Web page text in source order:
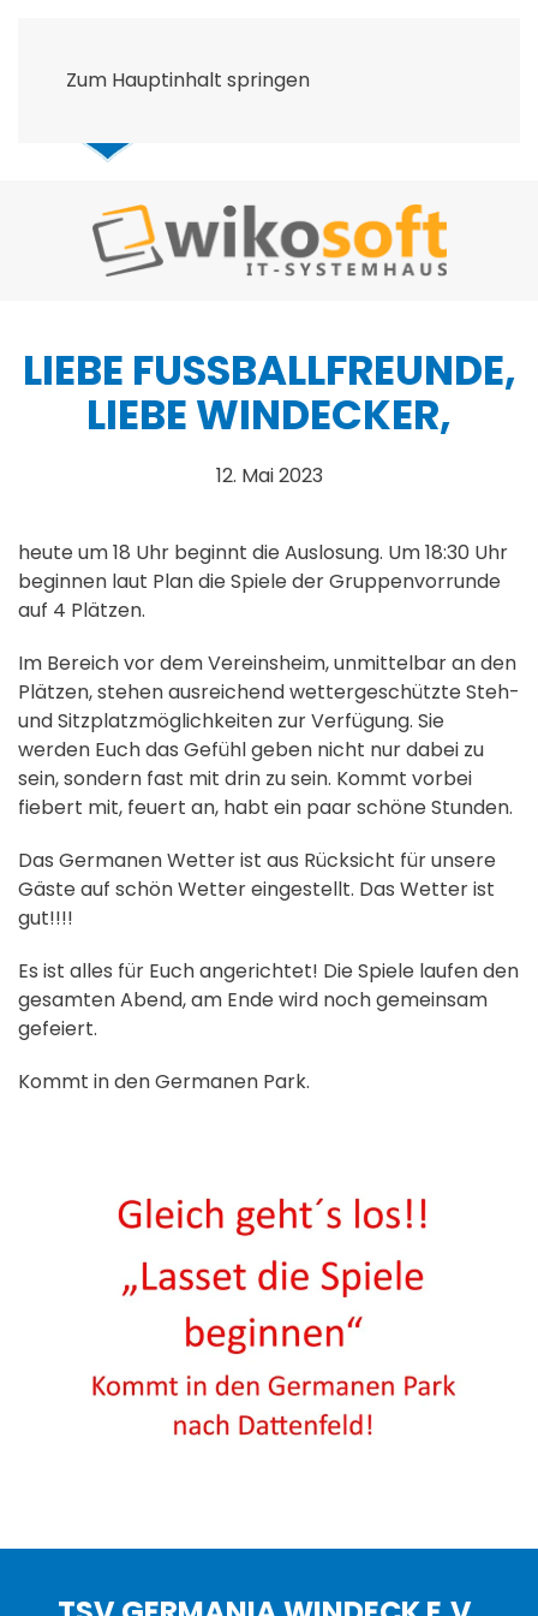
Zum Hauptinhalt springen
LIEBE FUSSBALLFREUNDE, L
IEBE WINDECKER,
12. Mai 2023
heute um 18 Uhr beginnt die Auslosung. Um 18:30 Uhr
beginnen laut Plan die Spiele der Gruppenvorrunde
auf 4 Plätzen.
Im Bereich vor dem Vereinsheim, unmittelbar an den
Plätzen, stehen ausreichend wettergeschützte Steh-
und Sitzplatzmöglichkeiten zur Verfügung. Sie
werden Euch das Gefühl geben nicht nur dabei zu
sein, sondern fast mit drin zu sein. Kommt vorbei
fiebert mit, feuert an, habt ein paar schöne Stunden.
Das Germanen Wetter ist aus Rücksicht für unsere
Gäste auf schön Wetter eingestellt. Das Wetter ist
gut!!!!
Es ist alles für Euch angerichtet! Die Spiele laufen den
gesamten Abend, am Ende wird noch gemeinsam
gefeiert.
Kommt in den Germanen Park.